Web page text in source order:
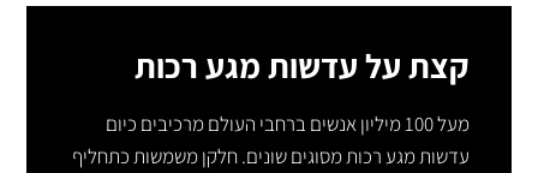
קצת על עדשות מגע רכות
מעל 100 מיליון אנשים ברחבי העולם מרכיבים כיום
עדשות מגע רכות מסוגים שונים. חלקן משמשות כתחליף